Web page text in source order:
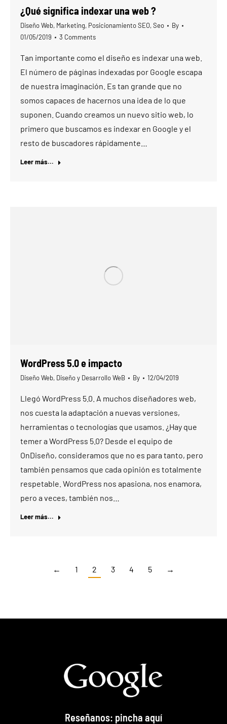
¿Qué significa indexar una web ?
Diseño Web, Marketing, Posicionamiento SEO,Seo
By
01/05/2019
3 Comments
Tan importante como el diseño es indexar una web.
El número de páginas indexadas por Google escapa
de nuestra imaginación. Es tan grande que no
somos capaces de hacernos una idea de lo que
suponen. Cuando creamos un nuevo sitio web, lo
primero que buscamos es indexar en Google y el
resto de buscadores rápidamente…
Leer más...
WordPress 5.0 e impacto
Diseño Web, Diseño y Desarrollo WeB By 12/04/2019
Llegó WordPress 5.0. A muchos diseñadores web,
nos cuesta la adaptación a nuevas versiones,
herramientas o tecnologías que usamos. ¿Hay que
temer a WordPress 5.0? Desde el equipo de
OnDiseño, consideramos que no es para tanto, pero
también pensamos que cada opinión es totalmente
respetable. WordPress nos apasiona, nos enamora,
pero a veces, también nos…
Leer más...
← 1 2 3 4 5 →
Reseñanos: pincha aquí